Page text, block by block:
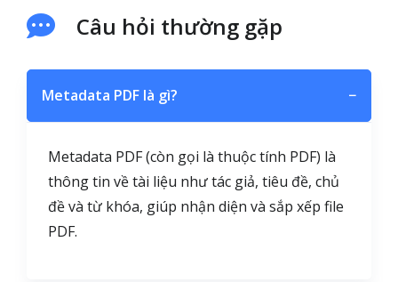
Câu hỏi thường gặp
Metadata PDF là gì? −
Metadata PDF (còn gọi là thuộc tính PDF) là
thông tin về tài liệu như tác giả, tiêu đề, chủ
đề và từ khóa, giúp nhận diện và sắp xếp file
PDF.